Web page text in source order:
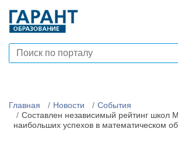
Главная Новости
События
Составлен независимый рейтинг школ
наибольших успехов в математическом